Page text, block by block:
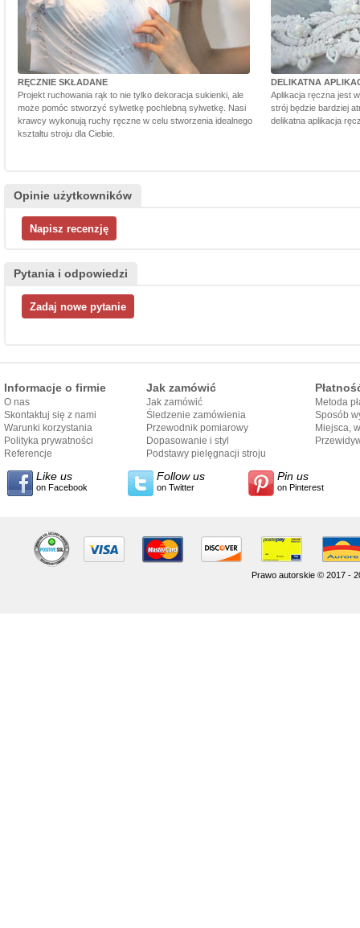
RĘCZNIE SKŁADANE
Projekt ruchowania rąk to nie tylko dekoracja sukienki, ale
może pomóc stworzyć sylwetkę pochlebną sylwetkę. Nasi
krawcy wykonują ruchy ręczne w celu stworzenia idealnego
kształtu stroju dla Ciebie.
DELIKATNA
Aplikacja ręczna jest
strój będzie bardziej
delikatna aplikacja
Opinie użytkowników
Pytania i odpowiedzi
Informacje o firmie
O nas
Skontaktuj się z nami
Warunki korzystania
Polityka prywatności
Referencje
Jak zamówić
Jak zamówić
Śledzenie zamówienia
Przewodnik pomiarowy
Dopasowanie i styl
przewodnika
Podstawy pielęgnacji stroju
Metoda
Sposób
Miejsca,
Like us
on Facebook
Follow us
on Twitter
Pin us
on Pinterest
Prawo autorskie © 2017 -